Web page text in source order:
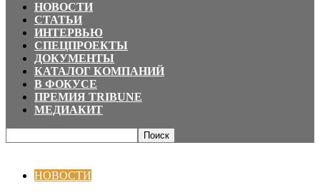
НОВОСТИ
СТАТЬИ
ИНТЕРВЬЮ
СПЕЦПРОЕКТЫ
ДОКУМЕНТЫ
КАТАЛОГ КОМПАНИЙ
В ФОКУСЕ
ПРЕМИЯ TRIBUNE
МЕДИАКИТ
НОВОСТИ